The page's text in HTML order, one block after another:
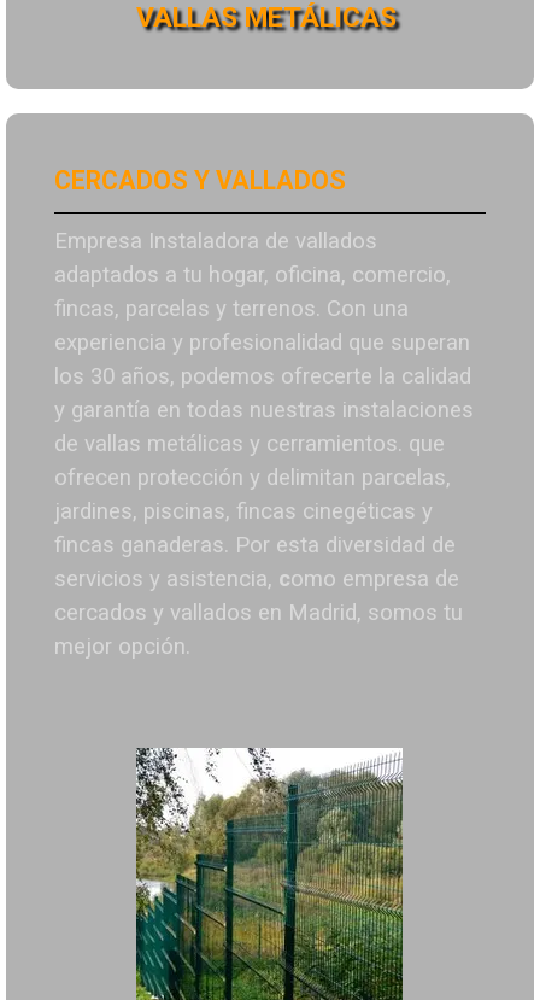
VALLAS METÁLICAS
CERCADOS Y VALLADOS
Empresa Instaladora de vallados
adaptados a tu hogar, oficina, comercio,
fincas, parcelas y terrenos. Con una
experiencia y profesionalidad que superan
los 30 años, podemos ofrecerte la calidad
y garantía en todas nuestras instalaciones
de vallas metálicas y cerramientos. que
ofrecen protección y delimitan parcelas,
jardines, piscinas, fincas cinegéticas y
fincas ganaderas. Por esta diversidad de
servicios y asistencia, como empresa de
cercados y vallados en Madrid, somos tu
mejor opción.